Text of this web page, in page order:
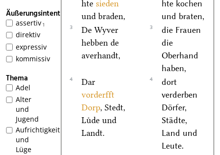
Äußerungsintention
1
assertiv
direktiv
expressiv
kommissiv
Thema
Adel
Alter
und
Jugend
Aufrichtigkeit
und
Lüge
hte sieden
und braden,
hte kochen
und braten,
3
De Wyver
hebben de
averhandt,
3
die Frauen
die
Oberhand
haben,
4
Dar
vorderfft
Dorp, Stedt,
Luͤde und
Landt.
4
dort
verderben
Dörfer,
Städte,
Land und
Leute.